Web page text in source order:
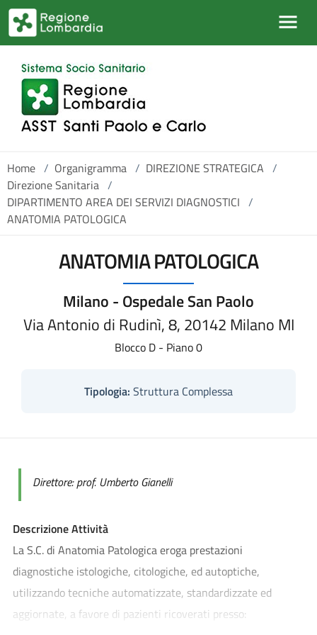
Salta al contenuto principale
Home / Organigramma / DIREZIONE STRATEGICA /
Direzione Sanitaria /
DIPARTIMENTO AREA DEI SERVIZI DIAGNOSTICI /
ANATOMIA PATOLOGICA
ANATOMIA PATOLOGICA
Milano - Ospedale San Paolo
Via Antonio di Rudinì, 8, 20142 Milano MI
Blocco D - Piano 0
Tipologia: Struttura Complessa
Direttore: prof. Umberto Gianelli
Descrizione Attività
La S.C. di Anatomia Patologica eroga prestazioni
diagnostiche istologiche, citologiche, ed autoptiche,
utilizzando tecniche automatizzate, standardizzate ed
aggiornate, a favore di pazienti ricoverati presso: